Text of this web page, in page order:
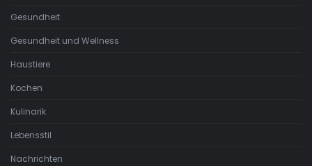
Gesundheit
Gesundheit und Wellness
Haustiere
Kochen
Kulinarik
Lebensstil
Nachrichten